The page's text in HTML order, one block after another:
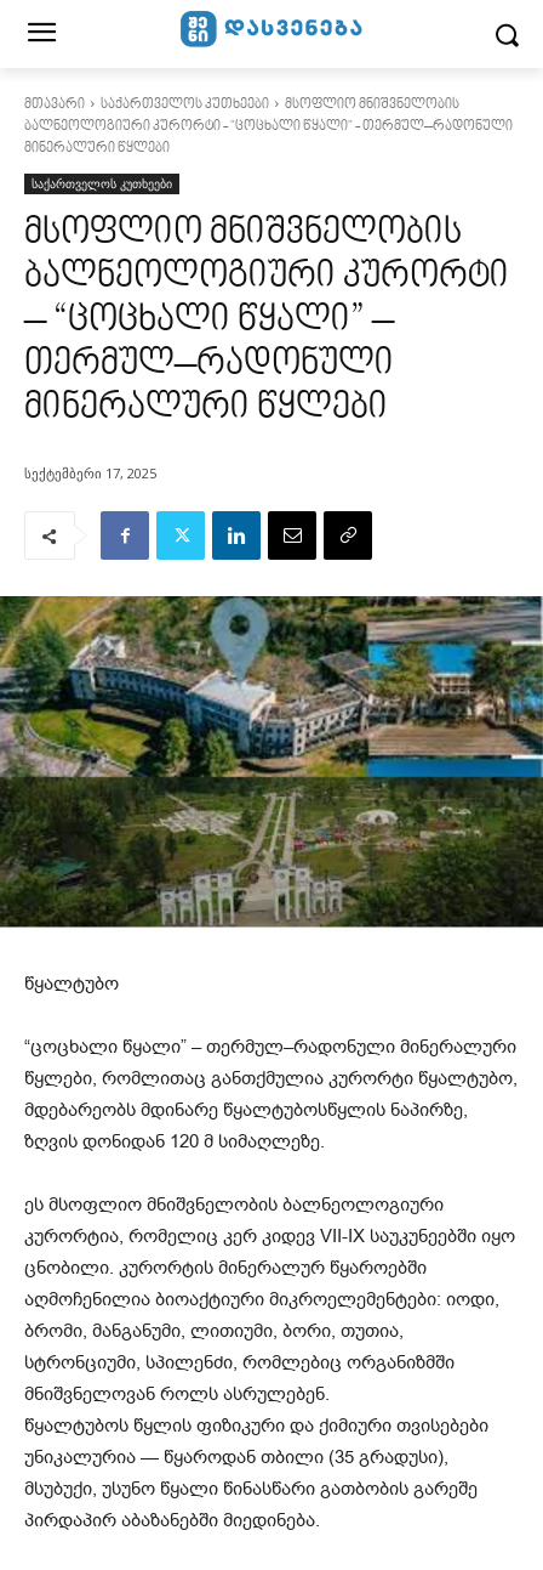
მთავარი საქართველოს კუთხეები
მსოფლიო მნიშვნელობის
ბალნეოლოგიური კურორტი - "ცოცხალი წყალი" - თერმულ–რადონული
მინერალური წყლები
საქართველოს კუთხეები
მსოფლიო მნიშვნელობის
ბალნეოლოგიური კურორტი
– “ცოცხალი წყალი” –
თერმულ–რადონული
მინერალური წყლები
სექტემბერი 17, 2025
წყალტუბო
“ცოცხალი წყალი” – თერმულ–რადონული მინერალური
წყლები, რომლითაც განთქმულია კურორტი წყალტუბო,
მდებარეობს მდინარე წყალტუბოსწყლის ნაპირზე,
ზღვის დონიდან 120 მ სიმაღლეზე.
ეს მსოფლიო მნიშვნელობის ბალნეოლოგიური
კურორტია, რომელიც კერ კიდევ VII-IX საუკუნეებში იყო
ცნობილი. კურორტის მინერალურ წყაროებში
აღმოჩენილია ბიოაქტიური მიკროელემენტები: იოდი,
ბრომი, მანგანუმი, ლითიუმი, ბორი, თუთია,
სტრონციუმი, სპილენძი, რომლებიც ორგანიზმში
მნიშვნელოვან როლს ასრულებენ.
წყალტუბოს წყლის ფიზიკური და ქიმიური თვისებები
უნიკალურია — წყაროდან თბილი (35 გრადუსი),
მსუბუქი, უსუნო წყალი წინასწარი გათბობის გარეშე
პირდაპირ აბაზანებში მიედინება.